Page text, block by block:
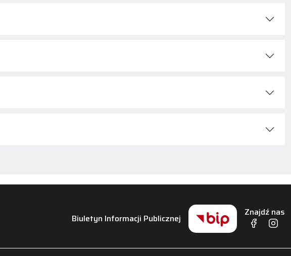
Biuletyn Informacji Publicznej
Znajdź nas